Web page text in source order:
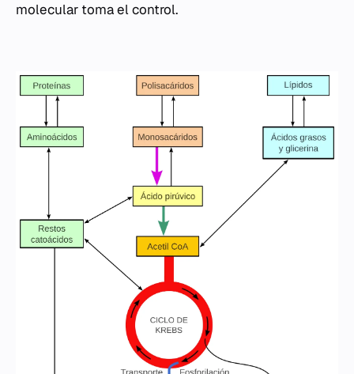
molecular toma el control.